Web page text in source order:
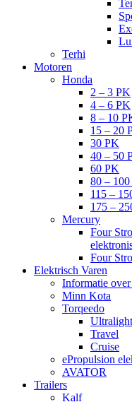
Terhi
Motoren
Honda
2 – 3 PK
4 – 6 PK
8 – 10
15 – 20
30 PK
40 – 50
60 PK
80 –
115 –
175 –
Mercury
Four
Four
Elektrisch Varen
Informatie
Minn Kota
Torqeedo
Ultralight
Travel
Cruise
ePropulsion
AVATOR
Trailers
Kalf